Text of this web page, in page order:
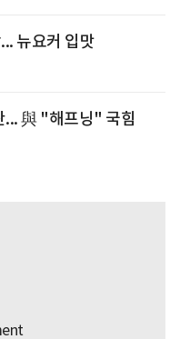
뉴요커 입맛
與 "해프닝" 국힘